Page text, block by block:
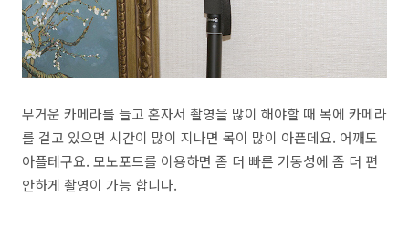
무거운 카메라를 들고 혼자서 촬영을 많이 해야할 때 목에 카메라
를 걸고 있으면 시간이 많이 지나면 목이 많이 아픈데요. 어깨도
아플테구요. 모노포드를 이용하면 좀 더 빠른 기동성에 좀 더 편
안하게 촬영이 가능 합니다.